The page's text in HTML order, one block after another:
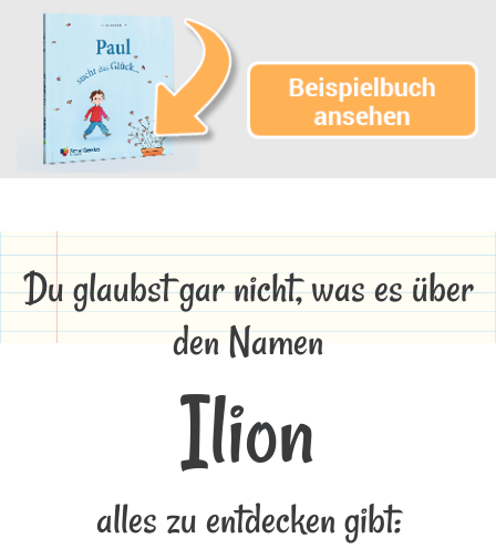
Du glaubst gar nicht, was es über
den Namen
Ilion
alles zu entdecken gibt: